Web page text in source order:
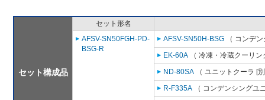
セット構成品
セット形名
AFSV-SN50FGH-PD-
BSG-R
AFSV-SN50H-BSG （ コンデ
EK-60A （ 冷凍・冷蔵クーリ
ND-80SA （ ユニットクーラ [
R-F335A （ コンデンシングユ